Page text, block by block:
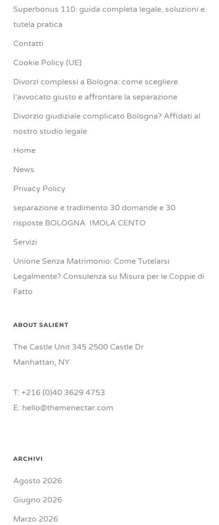
Superbonus 110: guida completa legale, soluzioni e
tutela pratica
Contatti
Cookie Policy (UE)
Divorzi complessi a Bologna: come scegliere
l’avvocato giusto e affrontare la separazione
Divorzio giudiziale complicato Bologna? Affidati al
nostro studio legale
Home
News
Privacy Policy
separazione e tradimento 30 domande e 30
risposte BOLOGNA IMOLA CENTO
Servizi
Unione Senza Matrimonio: Come Tutelarsi
Legalmente? Consulenza su Misura per le Coppie di
Fatto
ABOUT SALIENT
The Castle Unit 345 2500 Castle Dr
Manhattan, NY
T: +216 (0)40 3629 4753
E: hello@themenectar.com
ARCHIVI
Agosto 2026
Giugno 2026
Marzo 2026